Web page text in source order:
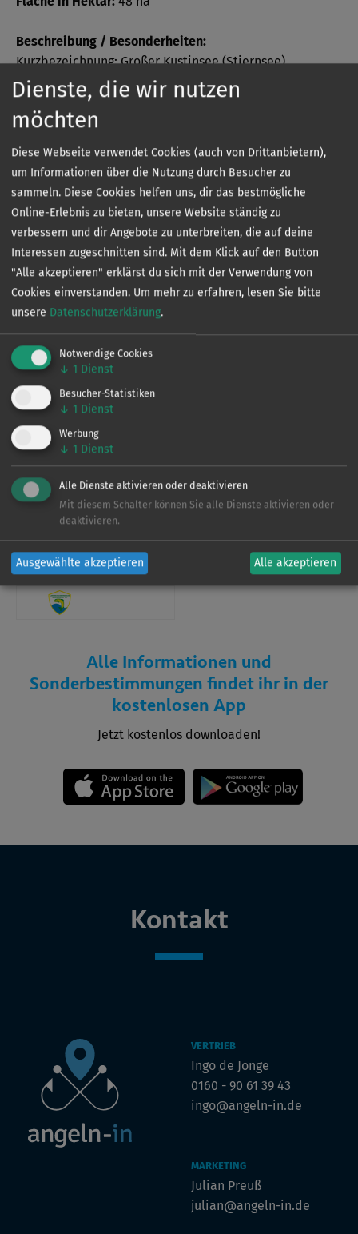
Beschreibung / Besonderheiten:
Kurzbezeichnung: Großer Kustinsee (Stiernsee)
Bezeichnung: Großer Kustinsee (Stiernsee)
Verbandsvertragsgewässer
Sonder­bestimmungen
Die genauen Sonderbestimmungen eines jeden
Gewässers können Sie kostenlos in unserer App
einsehen.
Verein
bewirtschaftet. Für weitere Informationen zu den
Befischungsrechten und Regelungen laden Sie sich bitte
unsere App herunter.
Verein
Alle Informationen und
Sonderbestimmungen findet ihr in der
kostenlosen App
Jetzt kostenlos downloaden!
Kontakt
VERTRIEB
Ingo de Jonge
0160 - 90 61 39 43
ingo@angeln-in.de
MARKETING
Julian Preuß
julian@angeln-in.de
Dienste, die wir nutzen
möchten
Diese Webseite verwendet Cookies (auch von Drittanbietern),
um Informationen über die Nutzung durch Besucher zu
sammeln. Diese Cookies helfen uns, dir das bestmögliche
Online-Erlebnis zu bieten, unsere Website ständig zu
verbessern und dir Angebote zu unterbreiten, die auf deine
Interessen zugeschnitten sind. Mit dem Klick auf den Button
"Alle akzeptieren" erklärst du sich mit der Verwendung von
Cookies einverstanden. Um mehr zu erfahren, lesen Sie bitte
unsere Datenschutzerklärung.
Notwendige Cookies
↓ 1 Dienst
Besucher-Statistiken
↓ 1 Dienst
Werbung
↓ 1 Dienst
Alle Dienste aktivieren oder deaktivieren
Mit diesem Schalter können Sie alle Dienste aktivieren oder
deaktivieren.
Ausgewählte akzeptieren Alle akzeptieren